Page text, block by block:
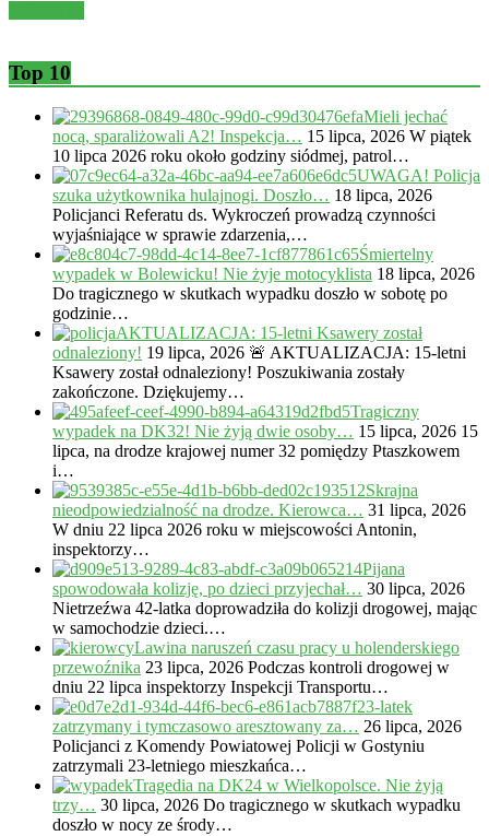
Top 10
Mieli jechać
nocą, sparaliżowali A2! Inspekcja… 15 lipca, 2026 W piątek
10 lipca 2026 roku około godziny siódmej, patrol…
UWAGA! Policja
szuka użytkownika hulajnogi. Doszło… 18 lipca, 2026
Policjanci Referatu ds. Wykroczeń prowadzą czynności
wyjaśniające w sprawie zdarzenia,…
Śmiertelny
wypadek w Bolewicku! Nie żyje motocyklista 18 lipca, 2026
Do tragicznego w skutkach wypadku doszło w sobotę po
godzinie…
AKTUALIZACJA: 15-letni Ksawery został
odnaleziony! 19 lipca, 2026 🚨 AKTUALIZACJA: 15-letni
Ksawery został odnaleziony! Poszukiwania zostały
zakończone. Dziękujemy…
Tragiczny
wypadek na DK32! Nie żyją dwie osoby… 15 lipca, 2026 15
lipca, na drodze krajowej numer 32 pomiędzy Ptaszkowem
i…
Skrajna
nieodpowiedzialność na drodze. Kierowca… 31 lipca, 2026
W dniu 22 lipca 2026 roku w miejscowości Antonin,
inspektorzy…
Pijana
spowodowała kolizję, po dzieci przyjechał… 30 lipca, 2026
Nietrzeźwa 42-latka doprowadziła do kolizji drogowej, mając
w samochodzie dzieci.…
Lawina naruszeń czasu pracy u holenderskiego
przewoźnika 23 lipca, 2026 Podczas kontroli drogowej w
dniu 22 lipca inspektorzy Inspekcji Transportu…
23-latek
zatrzymany i tymczasowo aresztowany za… 26 lipca, 2026
Policjanci z Komendy Powiatowej Policji w Gostyniu
zatrzymali 23-letniego mieszkańca…
Tragedia na DK24 w Wielkopolsce. Nie żyją
trzy… 30 lipca, 2026 Do tragicznego w skutkach wypadku
doszło w nocy ze środy…